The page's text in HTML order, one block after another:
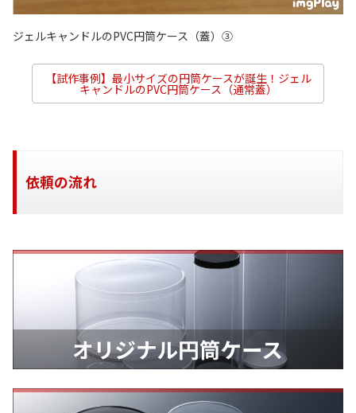
ジェルキャンドルのPVC円筒ケース（蓋）③
【試作事例】最小サイズの円筒ケースが誕生！ジェル
キャンドルのPVC円筒ケース（通常蓋）
依頼の流れ